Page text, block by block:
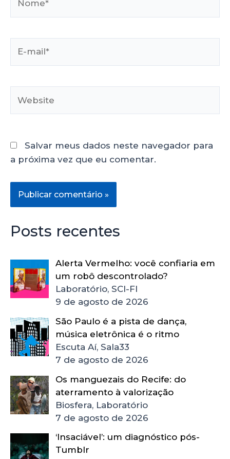
Salvar meus dados neste navegador para
a próxima vez que eu comentar.
Posts recentes
Alerta Vermelho: você confiaria em
um robô descontrolado?
Laboratório, SCI-FI
9 de agosto de 2026
São Paulo é a pista de dança,
música eletrônica é o ritmo
Escuta Aí, Sala33
7 de agosto de 2026
Os manguezais do Recife: do
aterramento à valorização
Biosfera, Laboratório
7 de agosto de 2026
‘Insaciável’: um diagnóstico pós-
Tumblr